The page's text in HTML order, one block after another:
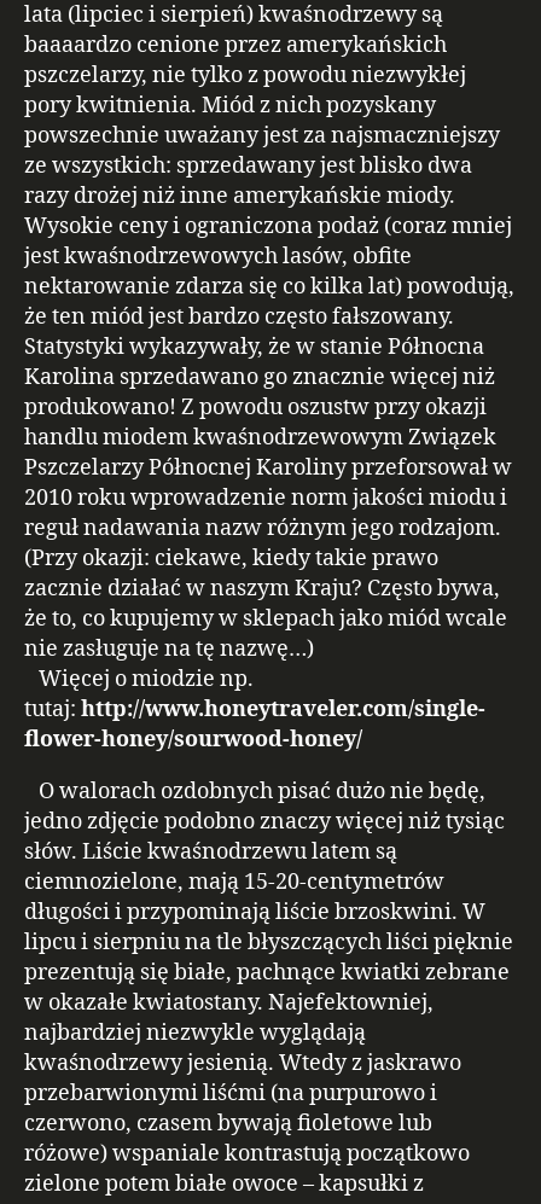
lata (lipciec i sierpień) kwaśnodrzewy są
baaaardzo cenione przez amerykańskich
pszczelarzy, nie tylko z powodu niezwykłej
pory kwitnienia. Miód z nich pozyskany
powszechnie uważany jest za najsmaczniejszy
ze wszystkich: sprzedawany jest blisko dwa
razy drożej niż inne amerykańskie miody.
Wysokie ceny i ograniczona podaż (coraz mniej
jest kwaśnodrzewowych lasów, obfite
nektarowanie zdarza się co kilka lat) powodują,
że ten miód jest bardzo często fałszowany.
Statystyki wykazywały, że w stanie Północna
Karolina sprzedawano go znacznie więcej niż
produkowano! Z powodu oszustw przy okazji
handlu miodem kwaśnodrzewowym Związek
Pszczelarzy Północnej Karoliny przeforsował w
2010 roku wprowadzenie norm jakości miodu i
reguł nadawania nazw różnym jego rodzajom.
(Przy okazji: ciekawe, kiedy takie prawo
zacznie działać w naszym Kraju? Często bywa,
że to, co kupujemy w sklepach jako miód wcale
nie zasługuje na tę nazwę…)
Więcej o miodzie np.
tutaj: http://www.honeytraveler.com/single-
flower-honey/sourwood-honey/
O walorach ozdobnych pisać dużo nie będę,
jedno zdjęcie podobno znaczy więcej niż tysiąc
słów. Liście kwaśnodrzewu latem są
ciemnozielone, mają 15-20-centymetrów
długości i przypominają liście brzoskwini. W
lipcu i sierpniu na tle błyszczących liści pięknie
prezentują się białe, pachnące kwiatki zebrane
w okazałe kwiatostany. Najefektowniej,
najbardziej niezwykle wyglądają
kwaśnodrzewy jesienią. Wtedy z jaskrawo
przebarwionymi liśćmi (na purpurowo i
czerwono, czasem bywają fioletowe lub
różowe) wspaniale kontrastują początkowo
zielone potem białe owoce – kapsułki z